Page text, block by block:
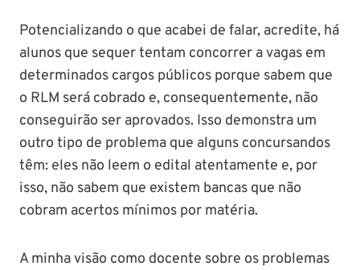
Potencializando o que acabei de falar, acredite, há
alunos que sequer tentam concorrer a vagas em
determinados cargos públicos porque sabem que
o RLM será cobrado e, consequentemente, não
conseguirão ser aprovados. Isso demonstra um
outro tipo de problema que alguns concursandos
têm: eles não leem o edital atentamente e, por
isso, não sabem que existem bancas que não
cobram acertos mínimos por matéria.
A minha visão como docente sobre os problemas